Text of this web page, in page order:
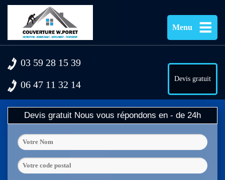
Menu
03 59 28 15 39
06 47 11 32 14
Devis gratuit
Devis gratuit Nous vous répondons en - de 24h